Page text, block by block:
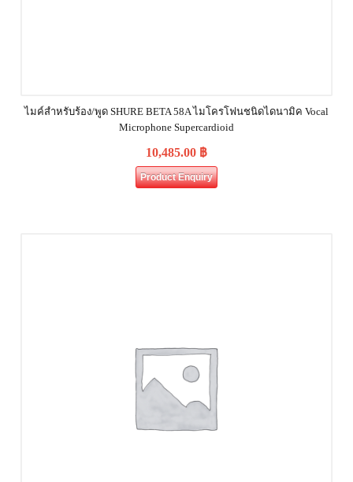
ไมค์สำหรับร้อง/พูด SHURE BETA 58A ไมโครโฟนชนิดไดนามิค Vocal
Microphone Supercardioid
10,485.00 ฿
Product Enquiry